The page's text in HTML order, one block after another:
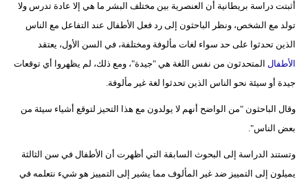
أثبتت دراسة بريطانية أن العنصرية بين مختلف البشر ما هي إلا عادة تدرس ولا
تولد مع الشخص، ونظر الباحثون إلى رد فعل الأطفال عند التفاعل مع الناس
الذين تحدثوا على حد سواء لغات مألوفة ومختلفة، في السن الأول، يعتقد
الأطفال المتحدثون من نفس اللغة هي "جيدة"، ومع ذلك، لم يظهروا أي توقعات
جيدة أو سيئة نحو الناس الذين تحدثوا لغة غير مألوفة.
وقال الباحثون "من الواضح أنهم لا يولدون مع هذا التحيز لتوقع أشياء سيئة من
بعض الناس".
وتستند الدراسة إلى البحوث السابقة التي أظهرت أن الأطفال في سن الثالثة
يميلون إلى التمييز ضد غير المألوف مما يشير إلى التمييز هو شيء نتعلمه في